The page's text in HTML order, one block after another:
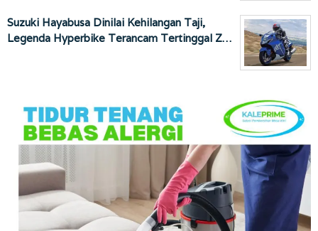
Suzuki Hayabusa Dinilai Kehilangan Taji,
Legenda Hyperbike Terancam Tertinggal Z…